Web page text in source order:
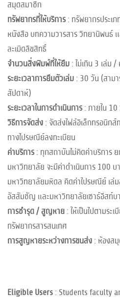
สมุดสมาชิก
ทรัพยากรที่ให้บริการ : ทรัพยากรประเ
หนังสือ บทความวารสาร วิทยานิพนธ์
ละเมิดลิขสิทธิ์
จำนวนสิ่งพิมพ์ที่ให้ยืม : ไม่เกิน 3 เล่ม
ระยะเวลาการยืมตัวเล่ม : 30 วัน (สาม
สัปดาห์)
ระยะเวลาในการดำเนินการ : ภายใน
วิธีการจัดส่ง : จัดส่งไฟล์อิเล็กทรอนิก
ทางไปรษณีย์ลงทะเบียน
ค่าบริการ : ทุกสถาบันไม่คิดค่าบริการ
มหาวิทยาลัย จะมีค่าดำเนินการ 100
มหาวิทยาลัยมหิดล คิดค่าไปรษณีย์ เล่
อัสสัมชัญ และมหาวิทยาลัยเซาธ์อีสท์
การชำรุด / สูญหาย : ให้เป็นไปตามระ
ทรัพยากรสารสนเทศ
การสูญหายระหว่างการขนส่ง : ห้องส
Eligible Users : Students faculty